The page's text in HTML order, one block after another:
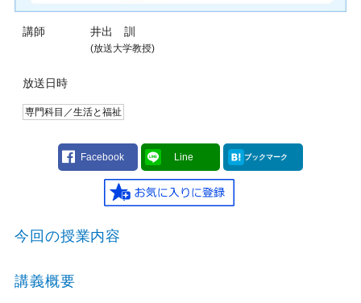
講師 井出 訓
(放送大学教授)
放送日時
専門科目／生活と福祉
Facebook Line ブックマーク
今回の授業内容
講義概要